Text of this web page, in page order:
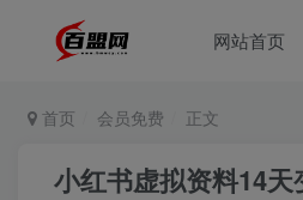
网站首页
首页 会员免费 正文
小红书虚拟资料14